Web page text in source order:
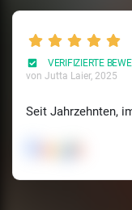
VERIFIZIERTE
von Jutta Laier, 2025